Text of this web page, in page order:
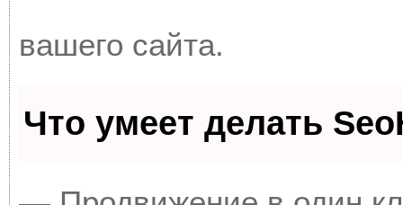
вашего сайта.
Что умеет делать